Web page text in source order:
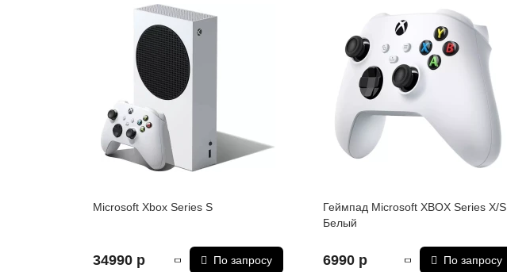
Microsoft Xbox Series S
34990 р По запросу
Геймпад Microsoft XBOX Series X/S
Белый
6990 р По запросу